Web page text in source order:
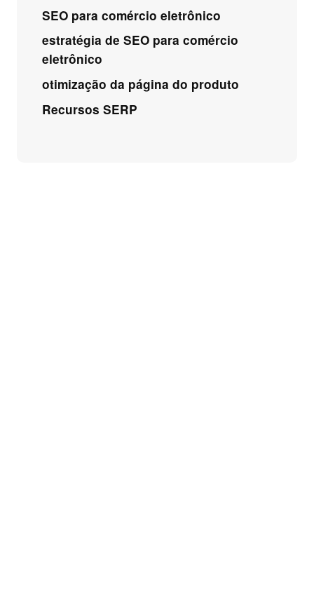
SEO para comércio eletrônico
estratégia de SEO para comércio
eletrônico
otimização da página do produto
Recursos SERP